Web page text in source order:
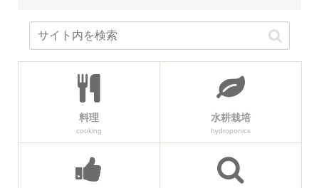
料理
cooking
水耕栽培
hydroponics